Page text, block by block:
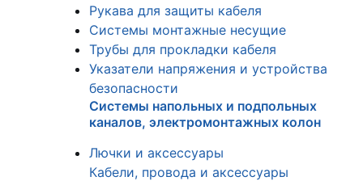
Рукава для защиты кабеля
Системы монтажные несущие
Трубы для прокладки кабеля
Указатели напряжения и устройства
безопасности
Системы напольных и подпольных
каналов, электромонтажных колон
Лючки и аксессуары
Кабели, провода и аксессуары